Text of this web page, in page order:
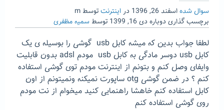
سوال شدهاسفند 26, 1396 دراینترنتتوسط m
برچسب گذاری دوباره دی 16, 1399 توسط سمیه مظفری
لطفا جواب بدین که میشه کابل usb گوشی را بوسیله ی یک
کابل usb دوسر مادگی به کابل usb مودم adsl بدون قابلیت
وایفای وصل کنم و بتونم از اینترنت مودم توی گوشی استفاده
کنم ؟ در ضمن گوشی otg ساپورت نمیکنه ونمیتونم از اون
کابل استفاده کنم خاهشا راهنمایی کنید میخوام از نت مودم
روی گوشی استفاده کنم